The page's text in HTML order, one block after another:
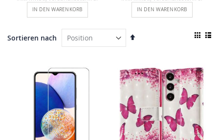
IN DEN WARENKORB IN DEN WARENKORB
Sortieren nach
In